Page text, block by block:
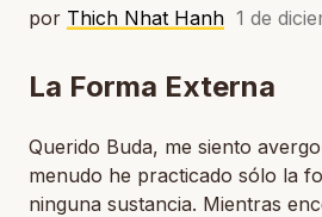
por Thich Nhat Hanh 1 de
La Forma Externa
Querido Buda, me siento
menudo he practicado sólo la
ninguna sustancia. Mientras